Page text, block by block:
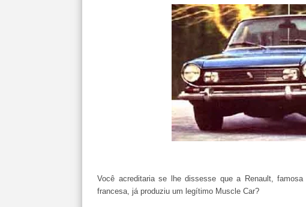
Você acreditaria se lhe dissesse que a Renault,
francesa, já produziu um legítimo Muscle Car?